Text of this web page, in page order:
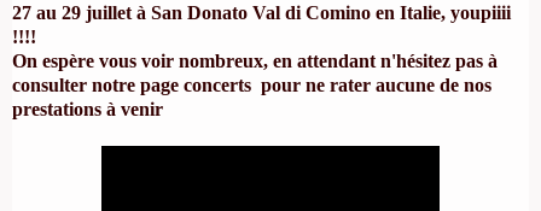
27 au 29 juillet à San Donato Val di Comino en Italie, youpiiii
!!!!
On espère vous voir nombreux, en attendant n'hésitez pas à
consulter notre page concerts pour ne rater aucune de nos
prestations à venir